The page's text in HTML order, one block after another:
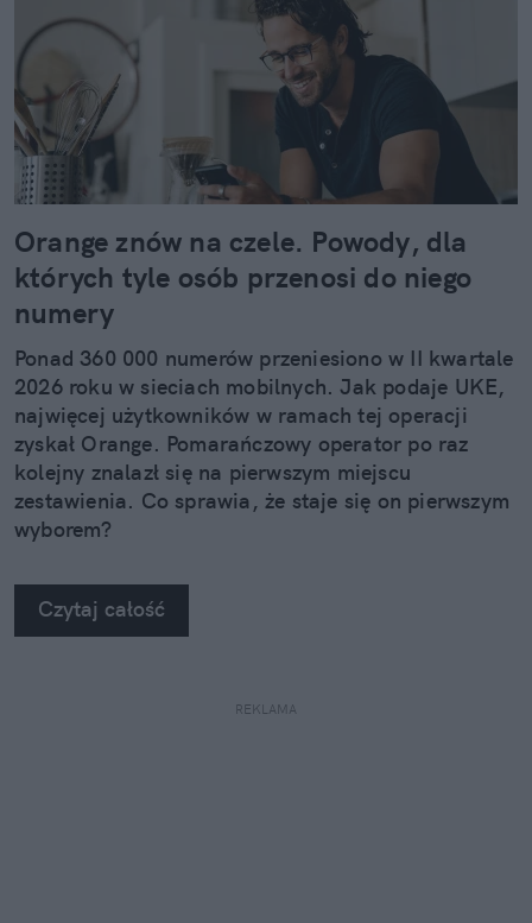
Kuang oraz Haruki Murakami. Poza książkami
interesują mnie wszelkie nowiny i trendy ze świata
szeroko pojętej kultury – filmów, seriali, muzyki,
mody. W wolnym czasie lubię zrobić pilates lub
przejść się na spacer (najlepiej z moim psem),
natomiast najbardziej cieszy mnie perspektywa
wyjazdu w góry (Bieszczady to mój drugi dom) albo
podróży za granicę. Szczególnie zachwycam się
krajami dalekiej północy, a zwłaszcza miejscami,
gdzie można podziwiać zorzę polarną. W swoich
tekstach chciałabym poruszać tematy bliskie
codziennych po wielkie wydarzenia na świecie,
dotykające społeczeństwa. Zawsze fascynowały
mnie też wciągające reportaże podróżnicze, które
czyta się jak dobrą książkę.
Orange znów na czele. Powody, dla
których tyle osób przenosi do niego
numery
Ponad 360 000 numerów przeniesiono w II kwartale
2026 roku w sieciach mobilnych. Jak podaje UKE,
najwięcej użytkowników w ramach tej operacji
zyskał Orange. Pomarańczowy operator po raz
kolejny znalazł się na pierwszym miejscu
zestawienia. Co sprawia, że staje się on pierwszym
wyborem?
Czytaj całość
REKLAMA